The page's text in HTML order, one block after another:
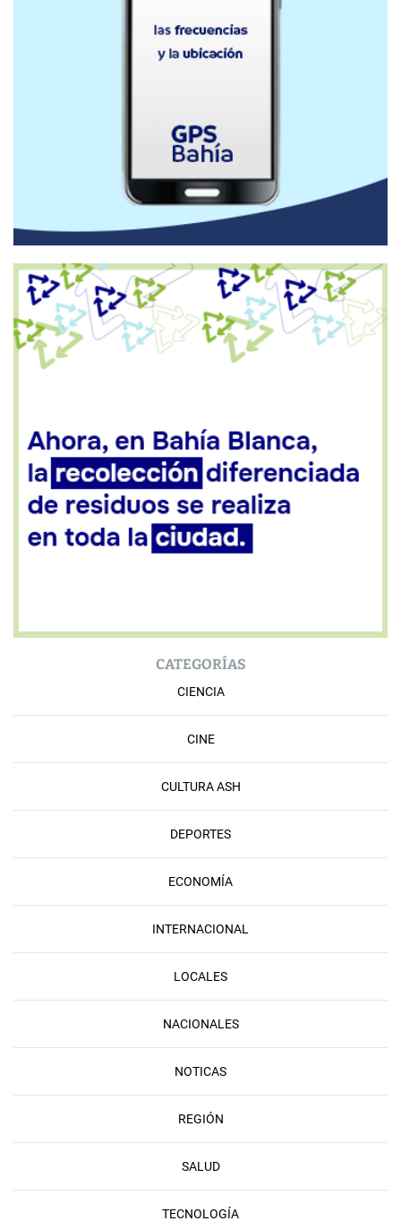
CATEGORÍAS
CIENCIA
CINE
CULTURA ASH
DEPORTES
ECONOMÍA
INTERNACIONAL
LOCALES
NACIONALES
NOTICAS
REGIÓN
SALUD
TECNOLOGÍA